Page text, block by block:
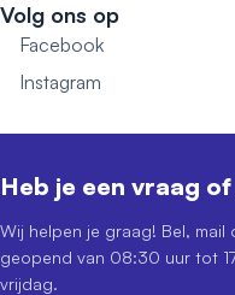
Volg ons op
Facebook
Instagram
Heb je een vraag
Wij helpen je graag! Bel, mail
geopend van 08:30 uur tot
vrijdag.